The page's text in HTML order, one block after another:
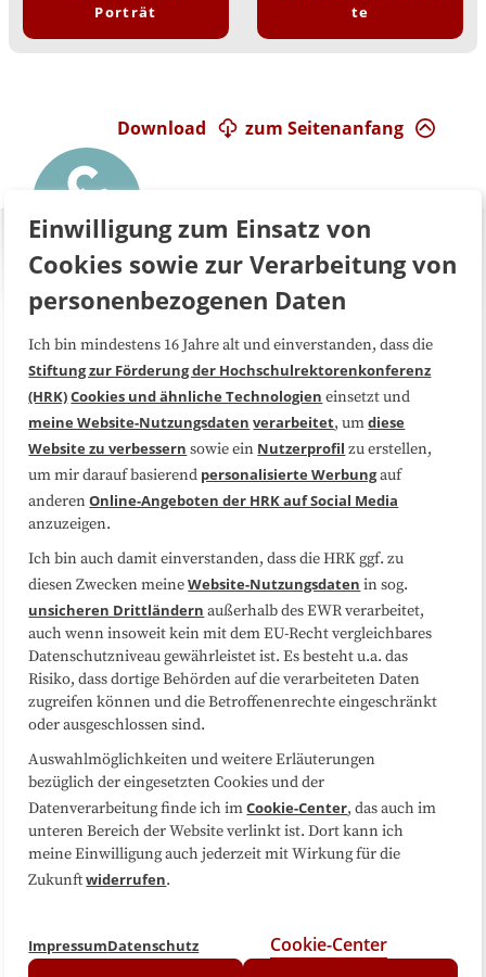
Porträt
te
zum Seitenanfang
Download
Über uns FAQ
Medienarbeit Kooperationen
Datenschutzerklärung Impressum
Sitemap
Folgen Sie uns
Einwilligung zum Einsatz von
Cookies sowie zur Verarbeitung von
personenbezogenen Daten
Ich bin mindestens 16 Jahre alt und einverstanden, dass die
Stiftung zur Förderung der Hochschulrektorenkonferenz
(HRK)Cookies und ähnliche Technologien einsetzt und
meine Website-Nutzungsdaten verarbeitet, umdiese
Website zu verbessern sowie ein Nutzerprofil zu erstellen,
um mir darauf basierend personalisierte Werbungauf
anderenOnline-Angeboten der HRK auf Social Media
anzuzeigen.
Ich bin auch damit einverstanden, dass die HRK ggf. zu
diesen Zwecken meineWebsite-Nutzungsdaten in sog.
unsicheren Drittländern außerhalb des EWR verarbeitet,
auch wenn insoweit kein mit dem EU-Recht vergleichbares
Datenschutzniveau gewährleistet ist. Es besteht u.a. das
Risiko, dass dortige Behörden auf die verarbeiteten Daten
zugreifen können und die Betroffenenrechte eingeschränkt
oder ausgeschlossen sind.
Auswahlmöglichkeiten und weitere Erläuterungen
bezüglich der eingesetzten Cookies und der
Datenverarbeitung finde ich imCookie-Center, das auch im
unteren Bereich der Website verlinkt ist. Dort kann ich
meine Einwilligung auch jederzeit mit Wirkung für die
Zukunftwiderrufen.
ImpressumDatenschutz Cookie-Center